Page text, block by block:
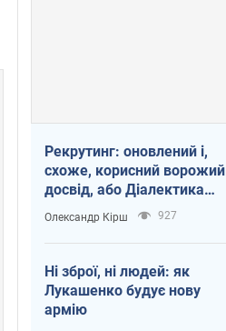
Рекрутинг: оновлений і,
схоже, корисний ворожий
досвід, або Діалектика
вибагливого боягузтва
Олександр Кірш 927
Ні зброї, ні людей: як
Лукашенко будує нову
армію